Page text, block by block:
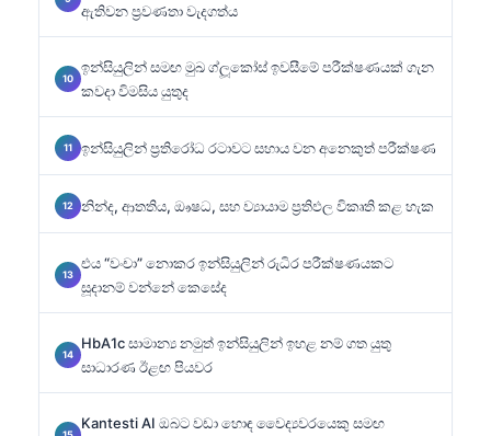
ඇතිවන ප්‍රවණතා වැදගත්ය
ඉන්සියුලින් සමඟ මුඛ ග්ලූකෝස් ඉවසීමේ පරීක්ෂණයක් ගැන
කවදා විමසිය යුතුද
ඉන්සියුලින් ප්‍රතිරෝධ රටාවට සහාය වන අනෙකුත් පරීක්ෂණ
නින්ද, ආතතිය, ඖෂධ, සහ ව්‍යායාම ප්‍රතිඵල විකෘති කළ හැක
එය “වංචා” නොකර ඉන්සියුලින් රුධිර පරීක්ෂණයකට
සූදානම් වන්නේ කෙසේද
HbA1c සාමාන්‍ය නමුත් ඉන්සියුලින් ඉහළ නම් ගත යුතු
සාධාරණ ඊළඟ පියවර
Kantesti AI ඔබට වඩා හොඳ වෛද්‍යවරයෙකු සමඟ